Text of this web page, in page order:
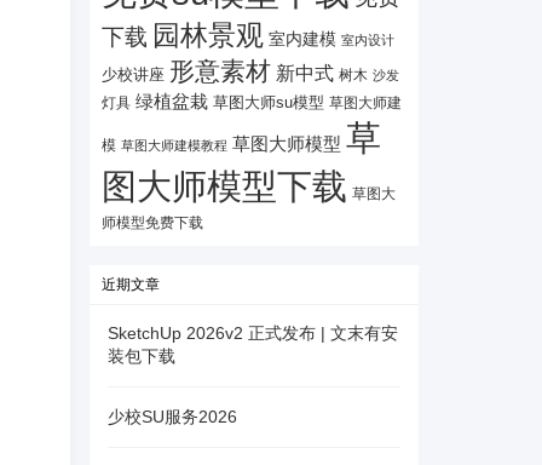
下载 园林景观 室内建模 室内设计
少校讲座 形意素材 新中式 树木 沙发
灯具 绿植盆栽 草图大师su模型 草图大师建
模 草图大师建模教程 草图大师模型 草
图大师模型下载 草图大
师模型免费下载
近期文章
SketchUp 2026v2 正式发布 | 文末有安
装包下载
少校SU服务2026